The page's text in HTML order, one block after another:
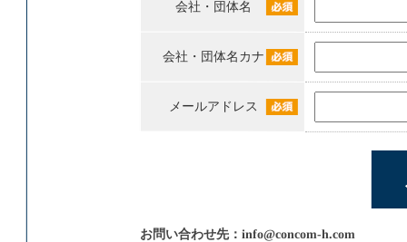
会社・団体名
会社・団体名カナ
メールアドレス
お問い合わせ先： info@concom-h.com